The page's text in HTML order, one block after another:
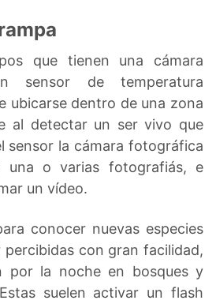
que tienen una cámara
sensor de temperatura
ubicarse dentro de una zona
al detectar un ser vivo que
sensor la cámara fotográfica
o varias fotografiás, e
un vídeo.
conocer nuevas especies
percibidas con gran facilidad,
por la noche en bosques y
suelen activar un flash